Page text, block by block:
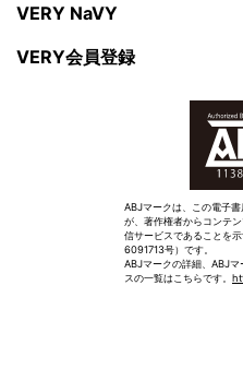
VERY NaVY
VERY会員登録
ABJマークは、この電子
が、著作権者からコンテ
信サービスであることを
6091713号）です。
ABJマークの詳細、ABJ
スの一覧はこちらです。